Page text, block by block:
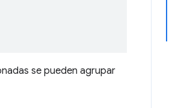
se pueden agrupar